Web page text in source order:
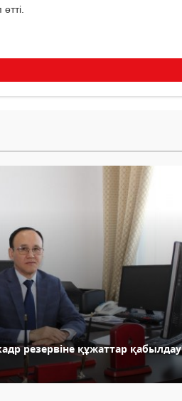
резервіне құжаттар қабылдау